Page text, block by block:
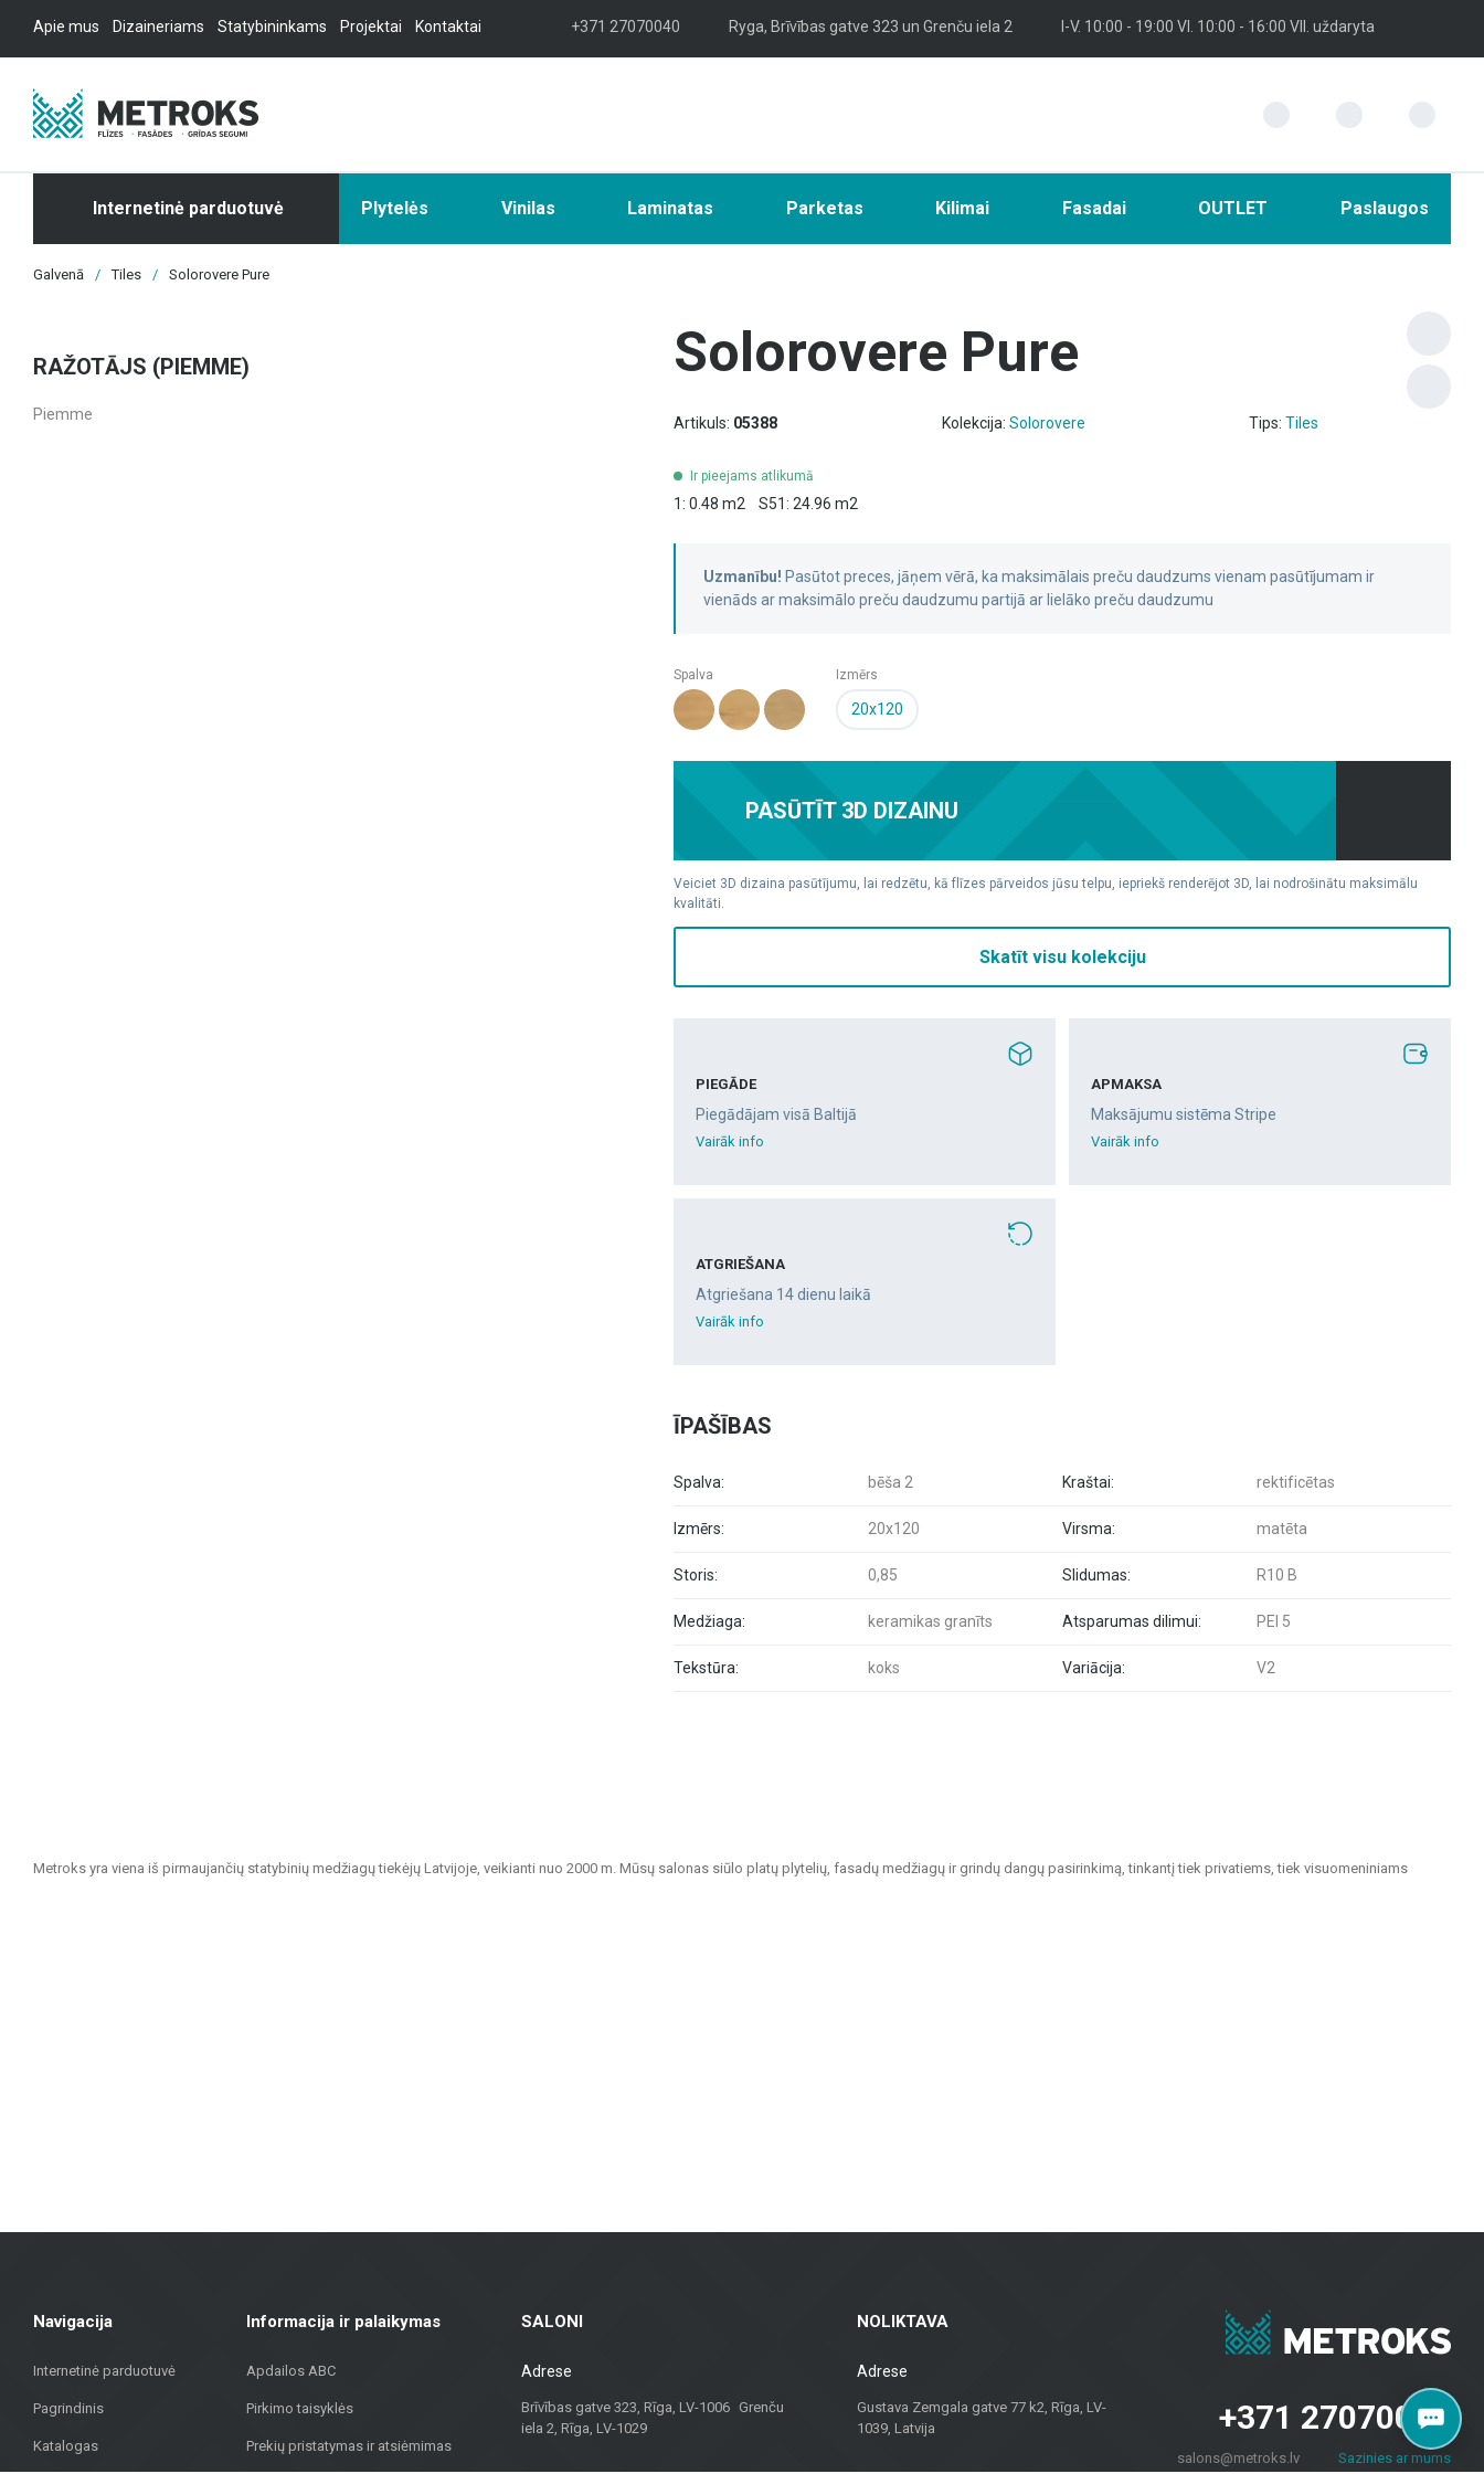
Apie mus Dizaineriams Statybininkams Projektai Kontaktai +371 27070040 Ryga, Brīvības gatve 323 un Grenču iela 2 I-V. 10:00 - 19:00 VI. 10:00 - 16:00 VII. uždaryta
Internetinė parduotuvė Plytelės Vinilas Laminatas Parketas Kilimai Fasadai OUTLET Paslaugos
Galvenā / Tiles / Solorovere Pure
RAŽOTĀJS (PIEMME)
Piemme
Solorovere Pure
Artikuls: 05388 Kolekcija: Solorovere Tips: Tiles
Ir pieejams atlikumā
1: 0.48 m2 S51: 24.96 m2
Uzmanību! Pasūtot preces, jāņem vērā, ka maksimālais preču daudzums vienam pasūtījumam ir
vienāds ar maksimālo preču daudzumu partijā ar lielāko preču daudzumu
Spalva Izmērs
20x120
PASŪTĪT 3D DIZAINU
Veiciet 3D dizaina pasūtījumu, lai redzētu, kā flīzes pārveidos jūsu telpu, iepriekš renderējot 3D, lai nodrošinātu maksimālu
kvalitāti.
Skatīt visu kolekciju
PIEGĀDE
Piegādājam visā Baltijā
Vairāk info
APMAKSA
Maksājumu sistēma Stripe
Vairāk info
ATGRIEŠANA
Atgriešana 14 dienu laikā
Vairāk info
ĪPAŠĪBAS
Spalva: bēša 2
Izmērs: 20x120
Storis: 0,85
Medžiaga: keramikas granīts
Tekstūra: koks
Kraštai: rektificētas
Virsma: matēta
Slidumas: R10 B
Atsparumas dilimui: PEI 5
Variācija: V2
Metroks yra viena iš pirmaujančių statybinių medžiagų tiekėjų Latvijoje, veikianti nuo 2000 m. Mūsų salonas siūlo platų plytelių, fasadų medžiagų ir grindų dangų pasirinkimą, tinkantį tiek privatiems, tiek visuomeniniams
gatvėje 323, Rygoje, kad rastumėte kokybiškus sprendimus savo projektui!
Navigacija
Internetinė parduotuvė
Pagrindinis
Katalogas
Informacija ir palaikymas
Apdailos ABC
Pirkimo taisyklės
Prekių pristatymas ir atsiėmimas
SALONI
Adrese
Brīvības gatve 323, Rīga, LV-1006 Grenču
iela 2, Rīga, LV-1029
NOLIKTAVA
Adrese
Gustava Zemgala gatve 77 k2, Rīga, LV-
1039, Latvija
+371 27070040
salons@metroks.lv Sazinies ar mums